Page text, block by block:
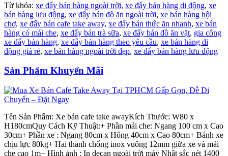
Từ khóa: xe đẩy bán hàng ngoài trời, xe đẩy bán hàng di động, xe
bán hàng lưu động, xe đẩy bán đồ ăn ngoài trời, xe bán hàng hội
chợ, xe đẩy bán cafe take away, xe đẩy bán thức ăn nhanh, xe bán
hàng có mái che, xe đẩy bán trà sữa, xe đẩy bán đồ ăn vặt, gia công
xe đẩy bán hàng, xe đẩy bán hàng theo yêu cầu, xe bán hàng di
động giá rẻ, xe bán hàng ngoài trời đẹp, xe đẩy bán hàng lưu động
Sản Phẩm Khuyến Mãi
Tên Sản Phẩm: Xe bán cafe take awayKích Thước: W80 x
H180cmQuy Cách Kỹ Thuật:+ Phần mái che: Ngang 100 cm x Cao
30cm+ Phần xe : Ngang 80cm x Hông 40cm x Cao 80cm+ Bánh xe
chịu lực 80kg+ Hai thanh chống inox vuông 12mm giữa xe và mái
che cao 1m+ Hình ảnh : In decan ngoài trời máy Nhật sắc nét 1400